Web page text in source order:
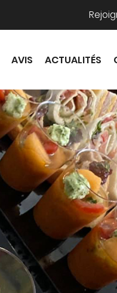
AVIS ACTUALITÉS